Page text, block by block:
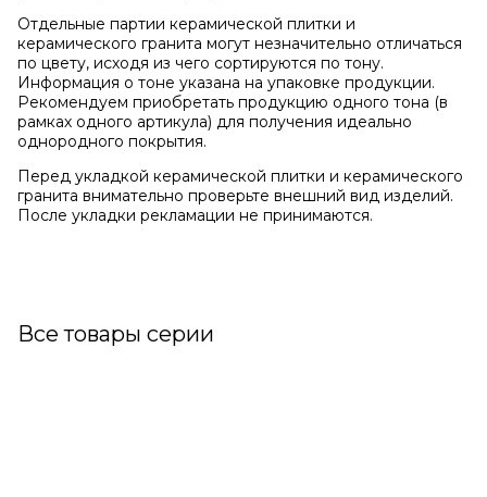
Отдельные партии керамической плитки и
керамического гранита могут незначительно отличаться
по цвету, исходя из чего сортируются по тону.
Информация о тоне указана на упаковке продукции.
Рекомендуем приобретать продукцию одного тона (в
рамках одного артикула) для получения идеально
однородного покрытия.
Перед укладкой керамической плитки и керамического
гранита внимательно проверьте внешний вид изделий.
После укладки рекламации не принимаются.
Все товары серии